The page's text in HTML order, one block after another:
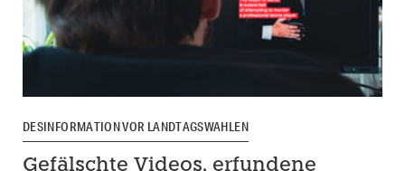
DESINFORMATION VOR LANDTAGSWAHLEN
Gefälschte Videos, erfundene